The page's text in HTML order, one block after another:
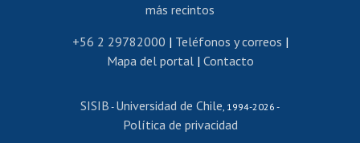
Extranjeras/os
Revalidación y reconocimiento de títulos
Postulación al Programa de Movilidad Estudiantil
Cursos de español
más recintos
+56 2 29782000 | Teléfonos y correos |
Mapa del portal| Contacto
SISIB - Universidad de Chile , 1994-2026 -
Política de privacidad